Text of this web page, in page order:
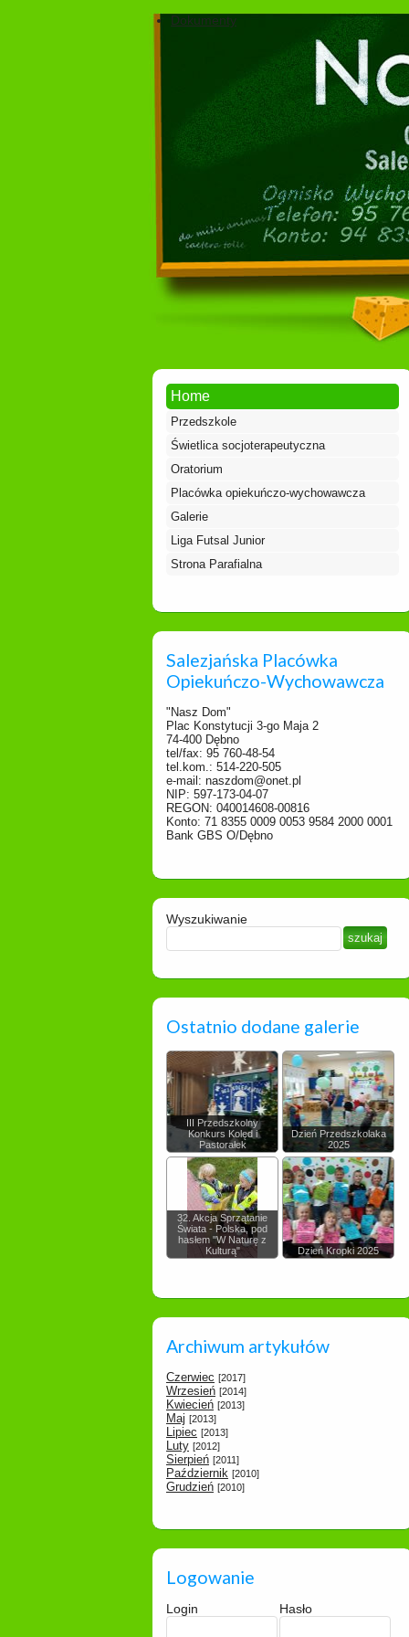
Dokumenty
Home
Przedszkole
Świetlica socjoterapeutyczna
Oratorium
Placówka opiekuńczo-wychowawcza
Galerie
Liga Futsal Junior
Strona Parafialna
Salezjańska Placówka
Opiekuńczo-Wychowawcza
"Nasz Dom"
Plac Konstytucji 3-go Maja 2
74-400 Dębno
tel/fax: 95 760-48-54
tel.kom.: 514-220-505
e-mail: naszdom@onet.pl
NIP: 597-173-04-07
REGON: 040014608-00816
Konto: 71 8355 0009 0053 9584 2000 0001
Bank GBS O/Dębno
Wyszukiwanie
Ostatnio dodane galerie
III Przedszkolny
Konkurs Kolęd i
Pastorałek
Dzień Przedszkolaka
2025
32. Akcja Sprzątanie
Świata - Polska, pod
hasłem "W Naturę z
Kulturą"
Dzień Kropki 2025
Archiwum artykułów
Czerwiec [2017]
Wrzesień [2014]
Kwiecień [2013]
Maj [2013]
Lipiec [2013]
Luty [2012]
Sierpień [2011]
Październik [2010]
Grudzień [2010]
Logowanie
Login Hasło